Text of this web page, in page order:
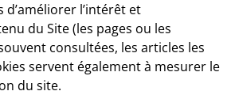
l’intérêt et
du Site (les pages ou les
consultées, les articles les
servent également à mesurer le
du site.